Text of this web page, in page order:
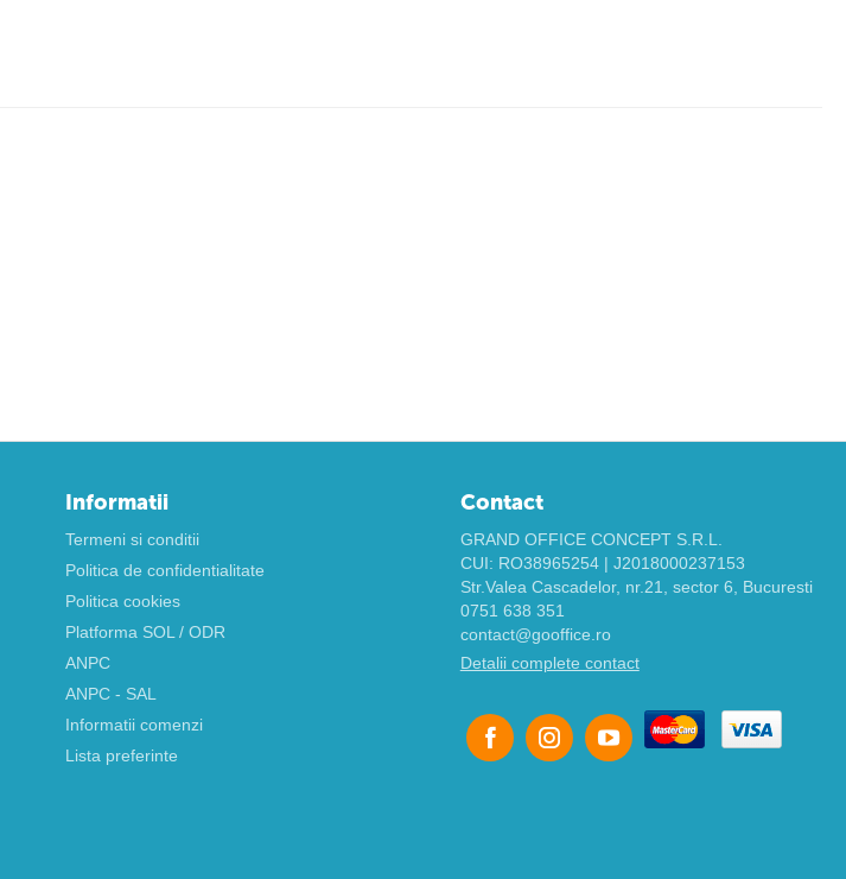
Informatii
Termeni si conditii
Politica de confidentialitate
Politica cookies
Platforma SOL / ODR
ANPC
ANPC - SAL
Informatii comenzi
Lista preferinte
Contact
GRAND OFFICE CONCEPT S.R.L.
CUI: RO38965254 | J2018000237153
Str.Valea Cascadelor, nr.21, sector 6, Bucuresti
0751 638 351
contact@gooffice.ro
Detalii complete contact